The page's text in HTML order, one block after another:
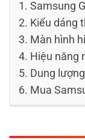
Samsung
Kiểu dáng
Màn hình
Hiệu năng
Dung
Mua